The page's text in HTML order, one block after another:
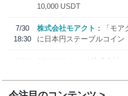
10,000 USDT
7/30
18:30
株式会社モアクト
「モ
に日本円ステーブルコイン
7/29
SBI VCトレード株式会社